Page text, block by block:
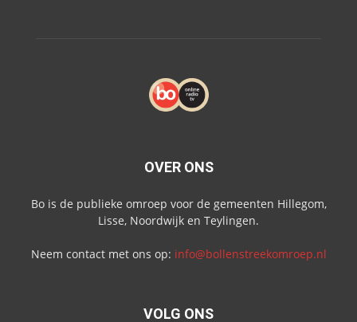
OVER ONS
Bo is de publieke omroep voor de gemeenten Hillegom,
Lisse, Noordwijk en Teylingen.
Neem contact met ons op: info@bollenstreekomroep.nl
VOLG ONS